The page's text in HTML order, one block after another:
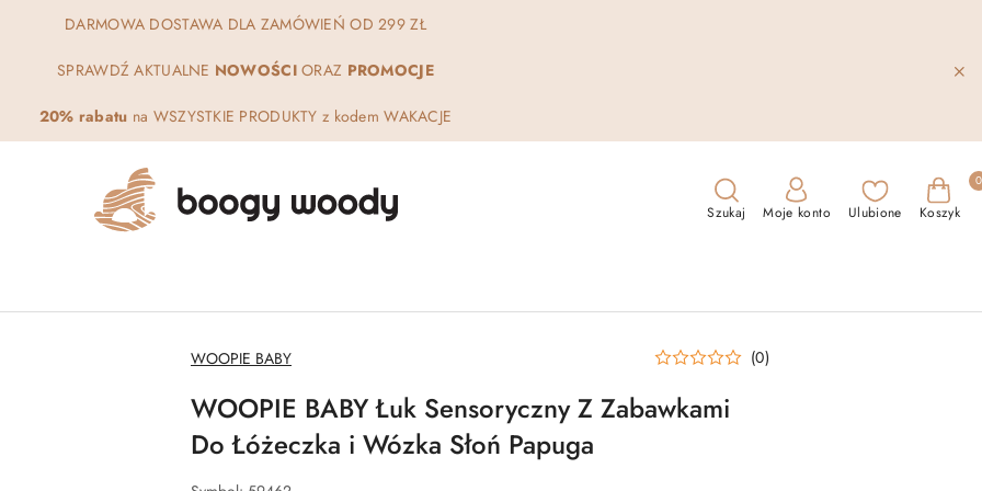
DARMOWA DOSTAWA DLA ZAMÓWIEŃ OD 299 ZŁ
SPRAWDŹ AKTUALNE NOWOŚCIORAZ PROMOCJE
20% rabatu na WSZYSTKIE PRODUKTY z kodem WAKACJE
Szukaj Moje konto Ulubione Koszyk
0
NAZWA
PRODUCENTA:
WOOPIE BABY (0)
WOOPIE BABY Łuk Sensoryczny Z Zabawkami
Do Łóżeczka i Wózka Słoń Papuga